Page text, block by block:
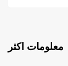
معلومات اكثر